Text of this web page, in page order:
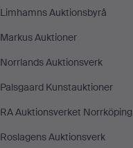
Limhamns Auktionsbyrå
Markus Auktioner
Norrlands Auktionsverk
Palsgaard Kunstauktioner
RA Auktionsverket Norrköping
Roslagens Auktionsverk